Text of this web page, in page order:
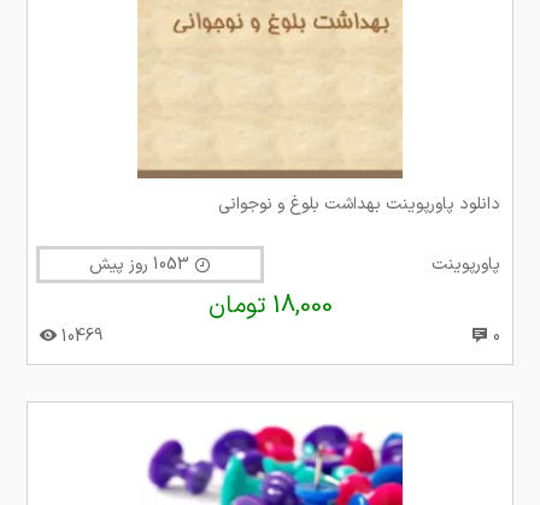
دانلود پاورپوینت بهداشت بلوغ و نوجوانی
پاورپوینت
18,000 تومان
0
10469